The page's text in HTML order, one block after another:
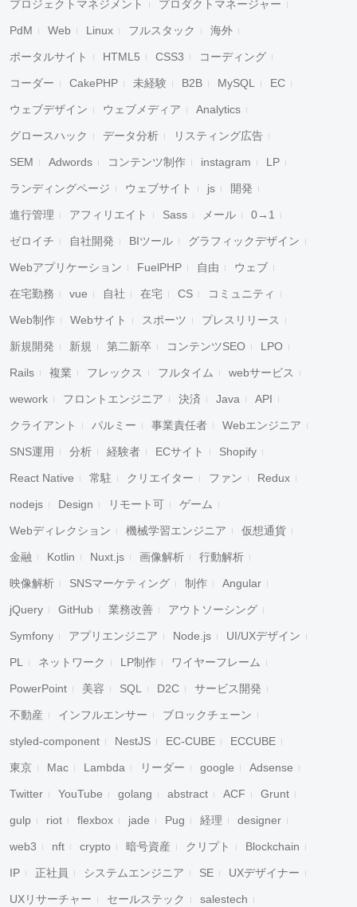
プロジェクトマネジメント プロダクトマネージャー
PdM Web Linux フルスタック 海外
ポータルサイト HTML5 CSS3 コーディング
コーダー CakePHP 未経験 B2B MySQL EC
ウェブデザイン ウェブメディア Analytics
グロースハック データ分析 リスティング広告
SEM Adwords コンテンツ制作 instagram LP
ランディングページ ウェブサイト js 開発
進行管理 アフィリエイト Sass メール 0→1
ゼロイチ 自社開発 BIツール グラフィックデザイン
Webアプリケーション FuelPHP 自由 ウェブ
在宅勤務 vue 自社 在宅 CS コミュニティ
Web制作 Webサイト スポーツ プレスリリース
新規開発 新規 第二新卒 コンテンツSEO LPO
Rails 複業 フレックス フルタイム webサービス
wework フロントエンジニア 決済 Java API
クライアント パルミー 事業責任者 Webエンジニア
SNS運用 分析 経験者 ECサイト Shopify
React Native 常駐 クリエイター ファン Redux
nodejs Design リモート可 ゲーム
Webディレクション 機械学習エンジニア 仮想通貨
金融 Kotlin Nuxt.js 画像解析 行動解析
映像解析 SNSマーケティング 制作 Angular
jQuery GitHub 業務改善 アウトソーシング
Symfony アプリエンジニア Node.js UI/UXデザイン
PL ネットワーク LP制作 ワイヤーフレーム
PowerPoint 美容 SQL D2C サービス開発
不動産 インフルエンサー ブロックチェーン
styled-component NestJS EC-CUBE ECCUBE
東京 Mac Lambda リーダー google Adsense
Twitter YouTube golang abstract ACF Grunt
gulp riot flexbox jade Pug 経理 designer
web3 nft crypto 暗号資産 クリプト Blockchain
IP 正社員 システムエンジニア SE UXデザイナー
UXリサーチャー セールステック salestech